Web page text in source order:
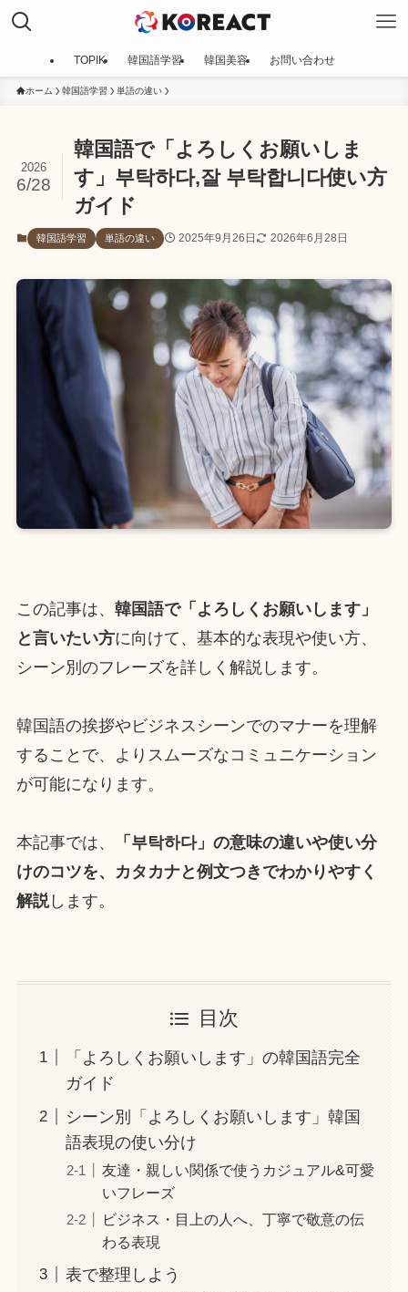
TOPIK 韓国語学習 韓国美容 お問い合わせ
ホーム 韓国語学習 単語の違い
韓国語で「よろしくお願いしま
す」부탁하다,잘 부탁합니다使い方
ガイド
2026
6/28
韓国語学習 単語の違い 2025年9月26日 2026年6月28日
この記事は、 韓国語で「よろしくお願いします」
と言いたい方に向けて、基本的な表現や使い方、
シーン別のフレーズを詳しく解説します。
韓国語の挨拶やビジネスシーンでのマナーを理解
することで、よりスムーズなコミュニケーション
が可能になります。
本記事では、
「부탁하다」の意味の違いや使い分
けのコツを、カタカナと例文つきでわかりやすく
解説します。
目次
「よろしくお願いします」の韓国語完全
ガイド
シーン別「よろしくお願いします」韓国
語表現の使い分け
友達・親しい関係で使うカジュアル&可愛
いフレーズ
ビジネス・目上の人へ、丁寧で敬意の伝
わる表現
表で整理しよう